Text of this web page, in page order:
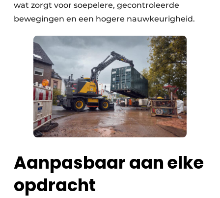
wat zorgt voor soepelere, gecontroleerde
bewegingen en een hogere nauwkeurigheid.
Aanpasbaar aan elke
opdracht